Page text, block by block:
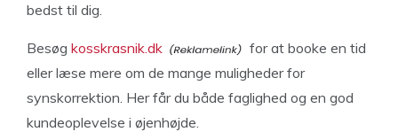
bedst til dig.
Besøg kosskrasnik.dk
for at booke en tid
eller læse mere om de mange muligheder for
synskorrektion. Her får du både faglighed og en god
kundeoplevelse i øjenhøjde.